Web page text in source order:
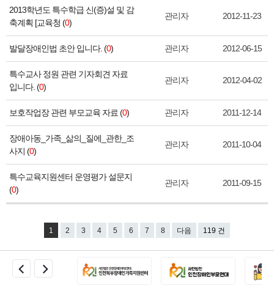
2013학년도 특수학급 신(증)설 및 감
축계획 [교육청 (0)
관리자 2012-11-23
발달장애인법 초안 입니다. (0) 관리자 2012-06-15
특수교사 정원 관련 기자회견 자료
입니다. (0)
관리자 2012-04-02
보호작업장 관련 부모교육 자료 (0) 관리자 2011-12-14
장애아동_가족_삶의_질에_관한_조
사지 (0)
관리자 2011-10-04
특수교육지원센터 운영평가 설문지
(0)
관리자 2011-09-15
1 2 3 4 5 6 7 8 다음 119 건